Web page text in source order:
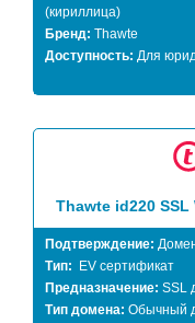
(кириллица)
Бренд: Thawte
Доступность: Для
Thawte id220 SSL
Подтверждение:
Тип:
EV сертификат
Предназначение: SSL
Тип домена: Обычный